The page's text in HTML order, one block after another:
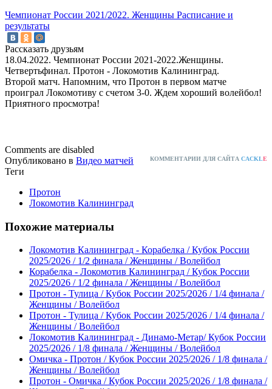
Чемпионат России 2021/2022. Женщины Расписание и
результаты
Рассказать друзьям
18.04.2022. Чемпионат России 2021-2022.Женщины.
Четвертьфинал. Протон - Локомотив Калининград.
Второй матч. Напомним, что Протон в первом матче
проиграл Локомотиву с счетом 3-0. Ждем хороший волейбол!
Приятного просмотра!
Comments are disabled
КОММЕНТАРИИ ДЛЯ САЙТА CACKLE
Опубликовано в Видео матчей
Теги
Протон
Локомотив Калининград
Похожие материалы
Локомотив Калининград - Корабелка / Кубок России
2025/2026 / 1/2 финала / Женщины / Волейбол
Корабелка - Локомотив Калининград / Кубок России
2025/2026 / 1/2 финала / Женщины / Волейбол
Протон - Тулица / Кубок России 2025/2026 / 1/4 финала /
Женщины / Волейбол
Протон - Тулица / Кубок России 2025/2026 / 1/4 финала /
Женщины / Волейбол
Локомотив Калининград - Динамо-Метар/ Кубок России
2025/2026 / 1/8 финала / Женщины / Волейбол
Омичка - Протон / Кубок России 2025/2026 / 1/8 финала /
Женщины / Волейбол
Протон - Омичка / Кубок России 2025/2026 / 1/8 финала /